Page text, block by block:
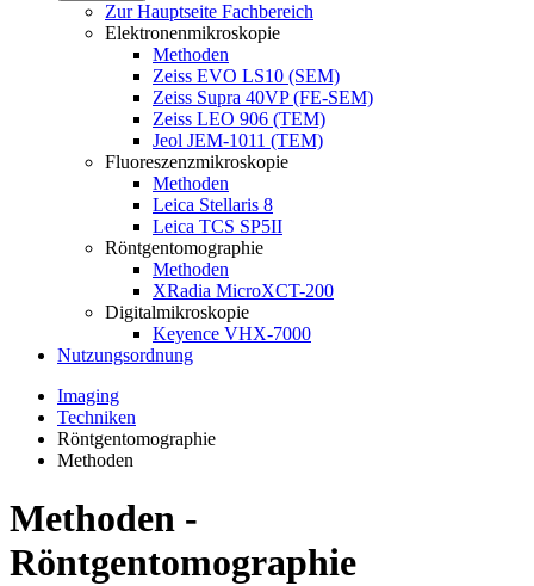
Zur Hauptseite Fachbereich
Elektronenmikroskopie
Methoden
Zeiss EVO LS10 (SEM)
Zeiss Supra 40VP (FE-SEM)
Zeiss LEO 906 (TEM)
Jeol JEM-1011 (TEM)
Fluoreszenzmikroskopie
Methoden
Leica Stellaris 8
Leica TCS SP5II
Röntgentomographie
Methoden
XRadia MicroXCT-200
Digitalmikroskopie
Keyence VHX-7000
Nutzungsordnung
Imaging
Techniken
Röntgentomographie
Methoden
Methoden -
Röntgentomographie